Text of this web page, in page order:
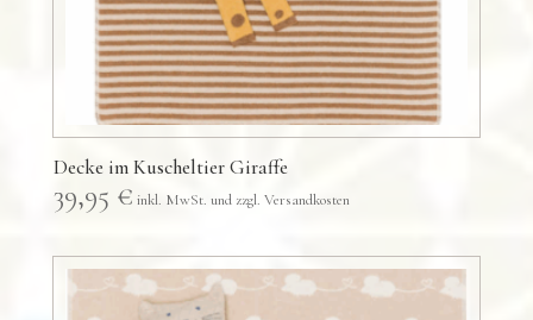
Decke im Kuscheltier Giraffe
39,95 €